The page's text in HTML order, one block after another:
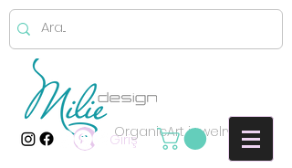
OrganicArt jewelry
Giriş